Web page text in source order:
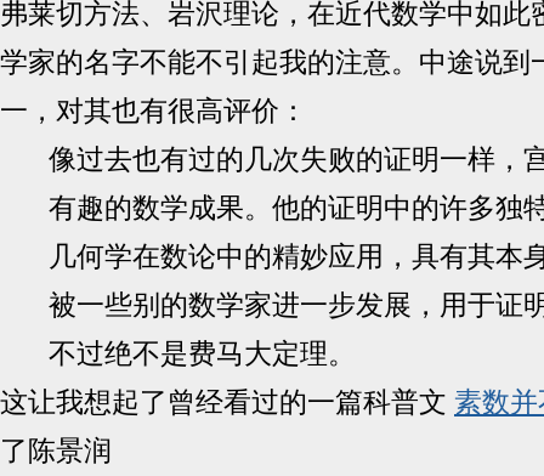
弗莱切方法、岩沢理论，在近代数学中如此
学家的名字不能不引起我的注意。中途说到
一，对其也有很高评价：
像过去也有过的几次失败的证明一样，
有趣的数学成果。他的证明中的许多独
几何学在数论中的精妙应用，具有其本
被一些别的数学家进一步发展，用于证
不过绝不是费马大定理。
这让我想起了曾经看过的一篇科普文 素数
了陈景润